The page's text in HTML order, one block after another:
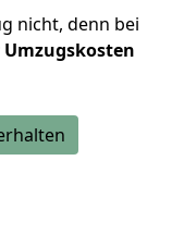
nicht, denn bei
Umzugskosten